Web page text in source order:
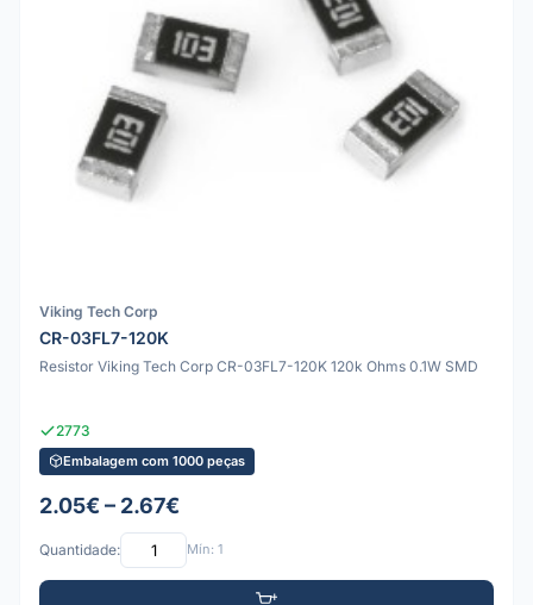
Viking Tech Corp
CR-03FL7-120K
Resistor Viking Tech Corp CR-03FL7-120K 120k Ohms 0.1W SMD
2773
Embalagem com 1000 peças
2.05€ – 2.67€
Quantidade: Mín: 1